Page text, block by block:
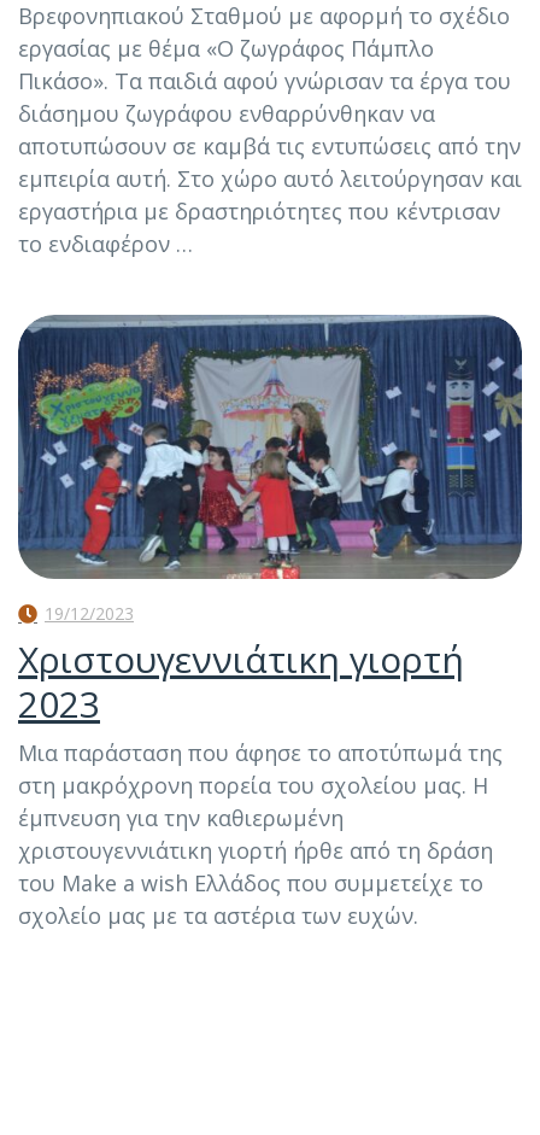
Βρεφονηπιακού Σταθμού με αφορμή το σχέδιο
εργασίας με θέμα «Ο ζωγράφος Πάμπλο
Πικάσο». Τα παιδιά αφού γνώρισαν τα έργα του
διάσημου ζωγράφου ενθαρρύνθηκαν να
αποτυπώσουν σε καμβά τις εντυπώσεις από την
εμπειρία αυτή. Στο χώρο αυτό λειτούργησαν και
εργαστήρια με δραστηριότητες που κέντρισαν
το ενδιαφέρον …
19/12/2023
Χριστουγεννιάτικη γιορτή
2023
Μια παράσταση που άφησε το αποτύπωμά της
στη μακρόχρονη πορεία του σχολείου μας. Η
έμπνευση για την καθιερωμένη
χριστουγεννιάτικη γιορτή ήρθε από τη δράση
του Make a wish Ελλάδος που συμμετείχε το
σχολείο μας με τα αστέρια των ευχών.